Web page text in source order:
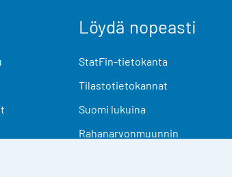
Löydä nopeasti
StatFin-tietokanta
Tilastotietokannat
Suomi lukuina
Rahanarvonmuunnin